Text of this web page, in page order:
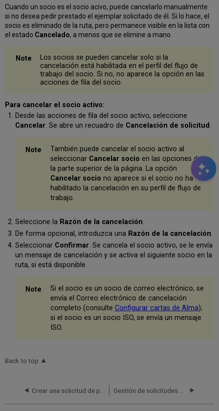
Cuando un socio es el socio acivo, puede cancelarlo manualmente
si no desea pedir prestado el ejemplar solicitado de él. Si lo hace, el
socio es eliminado de la ruta, pero permanece visible en la lista con
el estado Cancelado, a menos que se elimine a mano.
Los socios se pueden cancelar solo si la
cancelación está habilitada en el perfil del flujo de
trabajo del socio. Si no, no aparece la opción en las
acciones de fila del socio.
Para cancelar el socio activo:
Desde las acciones de fila del socio activo, seleccione
Cancelar. Se abre un recuadro de Cancelación de solicitud .
También puede cancelar el socio activo al
seleccionar Cancelar socio en las opciones de
la parte superior de la página. La opción
Cancelar socio no aparece si el socio no ha
habilitado la cancelación en su perfil de flujo de
trabajo.
Seleccione la Razón de la cancelación.
De forma opcional, introduzca una Razón de la cancelación.
Seleccionar Confirmar. Se cancela el socio activo, se le envía
un mensaje de cancelación y se activa el siguiente socio en la
ruta, si está disponible.
Si el socio es un socio de correo electrónico, se
envía el Correo electrónico de cancelación
completo (consulte Configurar cartas de Alma);
si el socio es un socio ISO, se envía un mensaje
ISO.
Back to top